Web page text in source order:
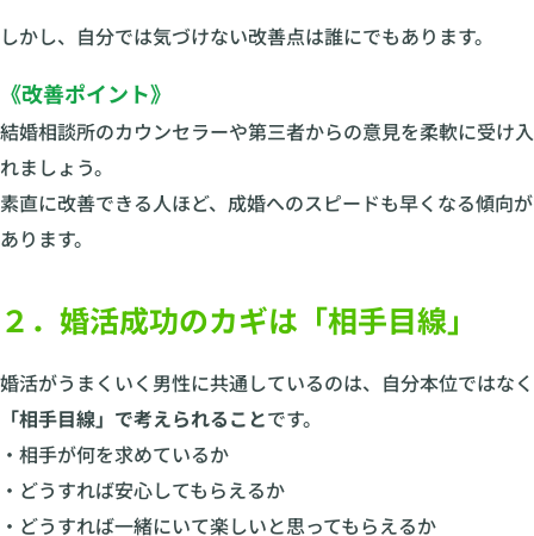
しかし、自分では気づけない改善点は誰にでもあります。
《改善ポイント》
結婚相談所のカウンセラーや第三者からの意見を柔軟に受け入
れましょう。
素直に改善できる人ほど、成婚へのスピードも早くなる傾向が
あります。
２．婚活成功のカギは「相手目線」
婚活がうまくいく男性に共通しているのは、自分本位ではなく
「相手目線」で考えられることです。
・相手が何を求めているか
・どうすれば安心してもらえるか
・どうすれば一緒にいて楽しいと思ってもらえるか